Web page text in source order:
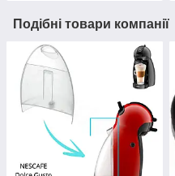
Подібні товари компанії